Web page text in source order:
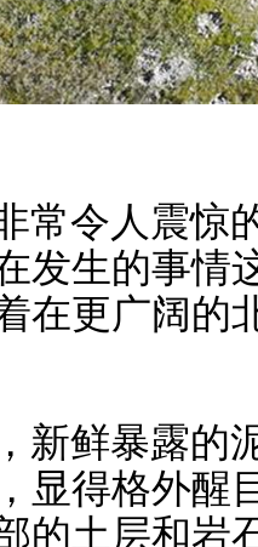
常令人震惊
发生的事情
在更广阔的
新鲜暴露的
显得格外醒
的土层和岩